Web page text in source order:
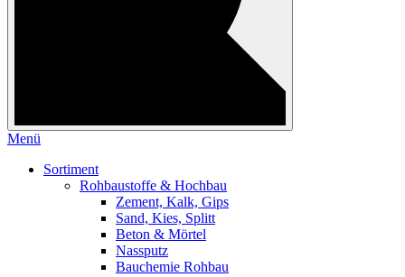
Menü
Sortiment
Rohbaustoffe & Hochbau
Zement, Kalk, Gips
Sand, Kies, Splitt
Beton & Mörtel
Nassputz
Bauchemie Rohbau